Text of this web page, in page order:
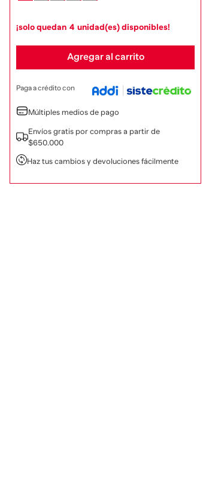
¡solo quedan 4 unidad(es) disponibles!
Agregar al carrito
Paga a crédito con
Múltiples medios de pago
Envíos gratis por compras a partir de
$650.000
Haz tus cambios y devoluciones fácilmente